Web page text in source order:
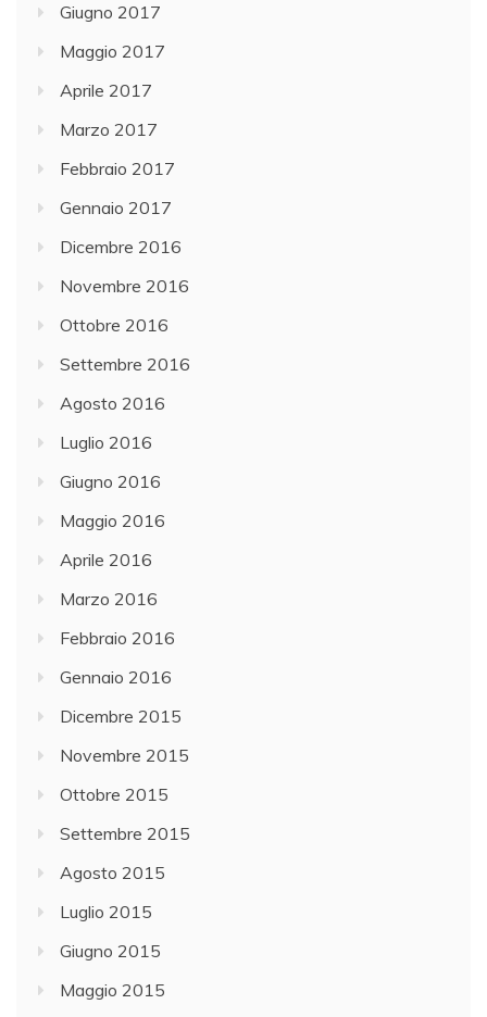
Giugno 2017
Maggio 2017
Aprile 2017
Marzo 2017
Febbraio 2017
Gennaio 2017
Dicembre 2016
Novembre 2016
Ottobre 2016
Settembre 2016
Agosto 2016
Luglio 2016
Giugno 2016
Maggio 2016
Aprile 2016
Marzo 2016
Febbraio 2016
Gennaio 2016
Dicembre 2015
Novembre 2015
Ottobre 2015
Settembre 2015
Agosto 2015
Luglio 2015
Giugno 2015
Maggio 2015